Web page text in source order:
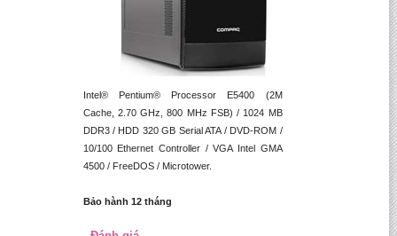
Intel® Pentium® Processor E5400 (2M
Cache, 2.70 GHz, 800 MHz FSB) / 1024 MB
DDR3 / HDD 320 GB Serial ATA / DVD-ROM /
10/100 Ethernet Controller / VGA Intel GMA
4500 / FreeDOS / Microtower.
Bảo hành 12 tháng